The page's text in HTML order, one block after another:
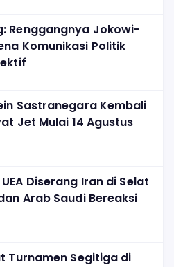
Renggangnya Jokowi-
Komunikasi Politik
Sastranegara Kembali
Jet Mulai 14 Agustus
Diserang Iran di Selat
Arab Saudi Bereaksi
Turnamen Segitiga di